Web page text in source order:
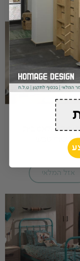
יחיד דאלאס בית
טבעי
אזל המלאי